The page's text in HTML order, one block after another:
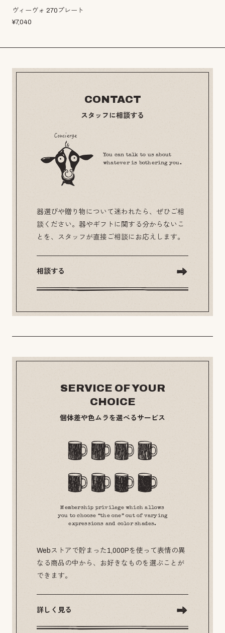
ヴィーヴォ 270プレート
¥7,040
CONTACT
スタッフに相談する
You can talk to us about
whatever is bothering you.
器選びや贈り物について迷われたら、ぜひご相
談ください。器やギフトに関する分からないこ
とを、スタッフが直接ご相談にお応えします。
相談する
SERVICE OF YOUR
CHOICE
個体差や色ムラを選べるサービス
Membership privilege which allows
you to choose “the one” out of varying
expressions and color shades.
Webストアで貯まった1,000Pを使って表情の異
なる商品の中から、お好きなものを選ぶことが
できます。
詳しく見る